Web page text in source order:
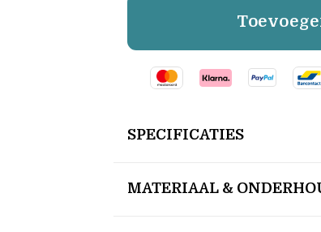
SPECIFICATIES
MATERIAAL &